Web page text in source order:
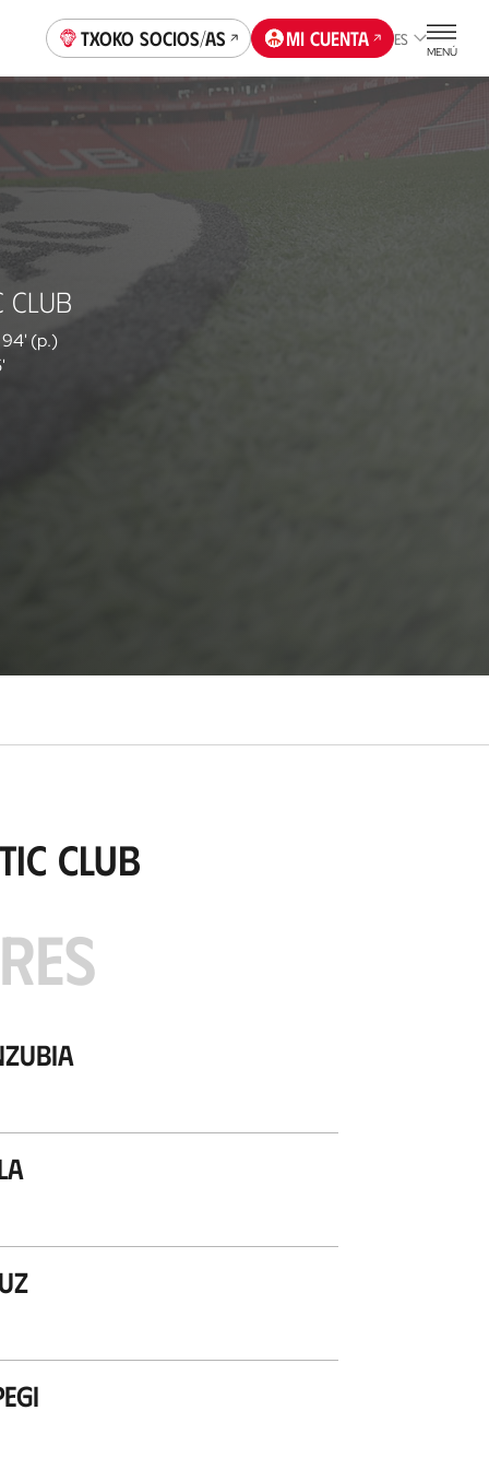
Txoko socios/as Mi cuenta ES
MENÚ
CLUB
94' (p.)
Club